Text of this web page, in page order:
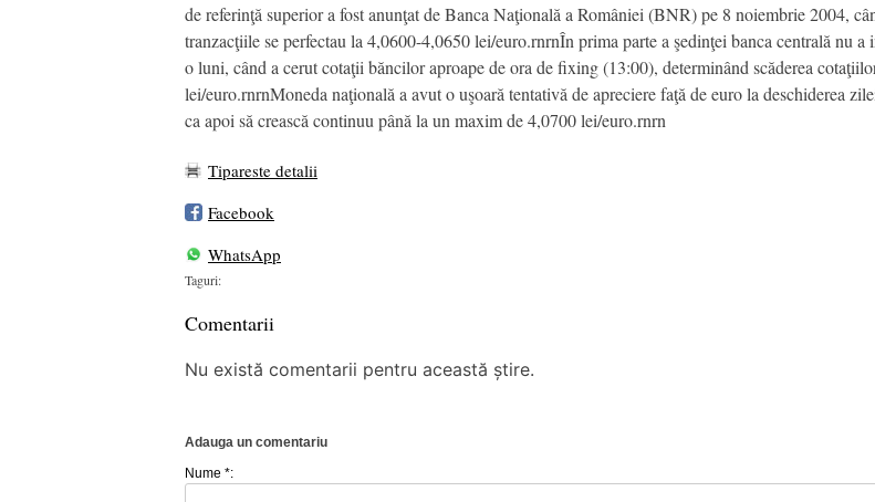
de referinţă superior a fost anunţat de Banca Naţională a României (BNR) pe 8 noiembrie 2004,
tranzacţiile se perfectau la 4,0600-4,0650 lei/euro.rnrnÎn prima parte a şedinţei banca centrală nu
o luni, când a cerut cotaţii băncilor aproape de ora de fixing (13:00), determinând scăderea
lei/euro.rnrnMoneda naţională a avut o uşoară tentativă de apreciere faţă de euro la deschiderea
ca apoi să crească continuu până la un maxim de 4,0700 lei/euro.rnrn
Tipareste detalii
Facebook
WhatsApp
Taguri:
Comentarii
Nu există comentarii pentru această știre.
Adauga un comentariu
Nume *: